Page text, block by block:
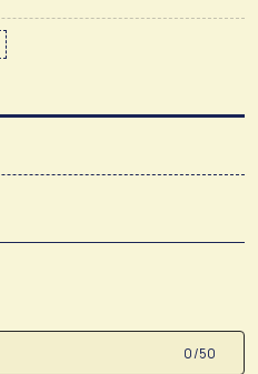
0 /50